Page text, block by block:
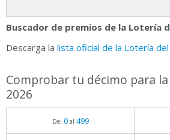
Buscador de premios de la Lotería
Descarga la lista oficial de la Lotería
Comprobar tu décimo para
2026
Del 0al 499